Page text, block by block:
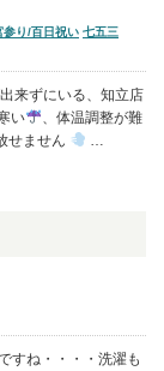
参り/百日祝い 七五三
来ずにいる、知立店
い
、体温調整が難
せません
…
すね・・・・洗濯も